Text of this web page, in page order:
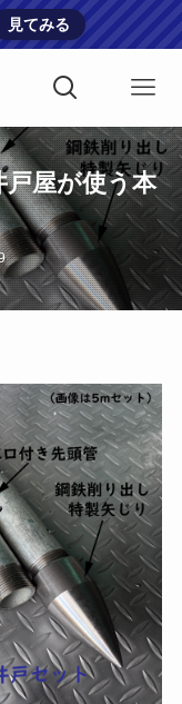
見てみる
屋が使う本